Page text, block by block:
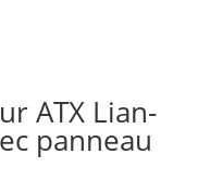
ATX Lian-
panneau